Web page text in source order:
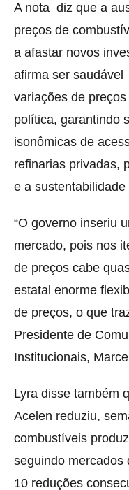
A nota diz que a
preços de
a afastar novos
afirma ser
variações de
política, garantindo
isonômicas de
refinarias privadas,
e a sustentabilidade
“O governo inseriu
mercado, pois nos
de preços cabe
estatal enorme
de preços, o que
Presidente de
Institucionais,
Lyra disse também
Acelen reduziu,
combustíveis
seguindo mercados
10 reduções